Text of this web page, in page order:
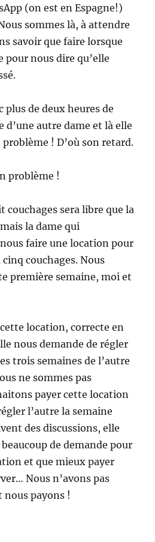
(on est en Espagne!)
sommes là, à attendre
savoir que faire lorsque
pour nous dire qu’elle
plus de deux heures de
d’une autre dame et là elle
! D’où son retard.
problème !
couchages sera libre que la
la dame qui
faire une location pour
couchages. Nous
première semaine, moi et
location, correcte en
nous demande de régler
trois semaines de l’autre
ne sommes pas
payer cette location
l’autre la semaine
des discussions, elle
de demande pour
et que mieux payer
Nous n’avons pas
payons !